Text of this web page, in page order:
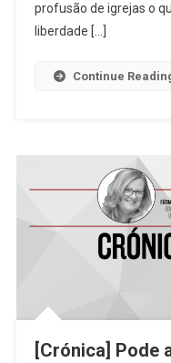
profusão de igrejas o
liberdade […]
Continue
[Crónica] Pode